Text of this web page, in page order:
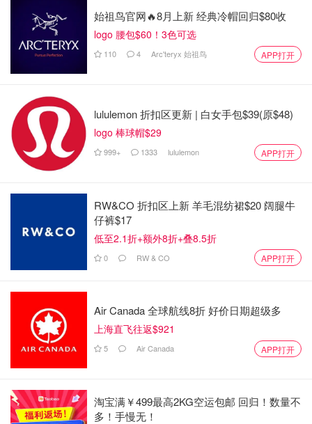
是momo酱 5677 3
省钱君 4291 1
始祖鸟官网🔥8月上新 经典冷帽回归$80收
logo 腰包$60！3色可选
110 4 Arc'teryx 始祖鸟 APP打开
lululemon 折扣区更新 | 白女手包$39(原$48)
logo 棒球帽$29
999+ 1333 lululemon APP打开
RW&CO 折扣区上新 羊毛混纺裙$20 阔腿牛
仔裤$17
低至2.1折+额外8折+叠8.5折
0 RW & CO APP打开
Air Canada 全球航线8折 好价日期超级多
上海直飞往返$921
5 Air Canada APP打开
淘宝满￥499最高2KG空运包邮 回归！数量不
多！手慢无！